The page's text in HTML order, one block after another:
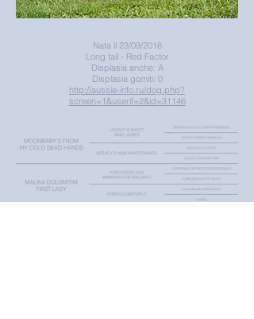
Nata il 23/09/2018
Long tail - Red Factor
Displasia anche: A
Displasia gomiti: 0
http://aussie-info.ru/dog.php?
screen=1&userif=2&id=31146